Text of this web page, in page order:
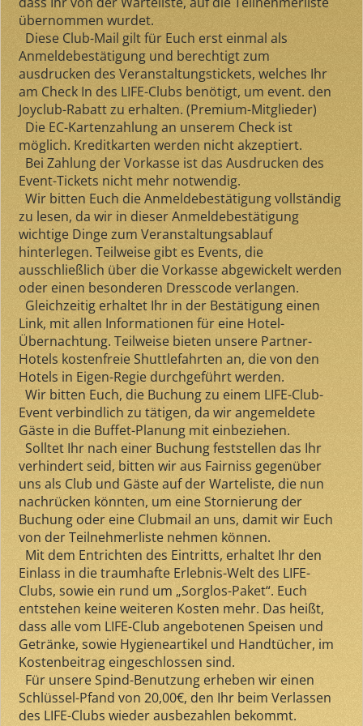
übernommen wurdet.
Diese Club-Mail gilt für Euch erst einmal als
Anmeldebestätigung und berechtigt zum
ausdrucken des Veranstaltungstickets, welches Ihr
am Check In des LIFE-Clubs benötigt, um event. den
Joyclub-Rabatt zu erhalten. (Premium-Mitglieder)
Die EC-Kartenzahlung an unserem Check ist
möglich. Kreditkarten werden nicht akzeptiert.
Bei Zahlung der Vorkasse ist das Ausdrucken des
Event-Tickets nicht mehr notwendig.
Wir bitten Euch die Anmeldebestätigung vollständig
zu lesen, da wir in dieser Anmeldebestätigung
wichtige Dinge zum Veranstaltungsablauf
hinterlegen. Teilweise gibt es Events, die
ausschließlich über die Vorkasse abgewickelt werden
oder einen besonderen Dresscode verlangen.
Gleichzeitig erhaltet Ihr in der Bestätigung einen
Link, mit allen Informationen für eine Hotel-
Übernachtung. Teilweise bieten unsere Partner-
Hotels kostenfreie Shuttlefahrten an, die von den
Hotels in Eigen-Regie durchgeführt werden.
Wir bitten Euch, die Buchung zu einem LIFE-Club-
Event verbindlich zu tätigen, da wir angemeldete
Gäste in die Buffet-Planung mit einbeziehen.
Solltet Ihr nach einer Buchung feststellen das Ihr
verhindert seid, bitten wir aus Fairniss gegenüber
uns als Club und Gäste auf der Warteliste, die nun
nachrücken könnten, um eine Stornierung der
Buchung oder eine Clubmail an uns, damit wir Euch
von der Teilnehmerliste nehmen können.
Mit dem Entrichten des Eintritts, erhaltet Ihr den
Einlass in die traumhafte Erlebnis-Welt des LIFE-
Clubs, sowie ein rund um „Sorglos-Paket“. Euch
entstehen keine weiteren Kosten mehr. Das heißt,
dass alle vom LIFE-Club angebotenen Speisen und
Getränke, sowie Hygieneartikel und Handtücher, im
Kostenbeitrag eingeschlossen sind.
Für unsere Spind-Benutzung erheben wir einen
Schlüssel-Pfand von 20,00€, den Ihr beim Verlassen
des LIFE-Clubs wieder ausbezahlen bekommt.